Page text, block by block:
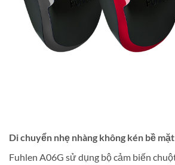
Di chuyển nhẹ nhàng không kén bề mặt
Fuhlen A06G sử dụng bộ cảm biến